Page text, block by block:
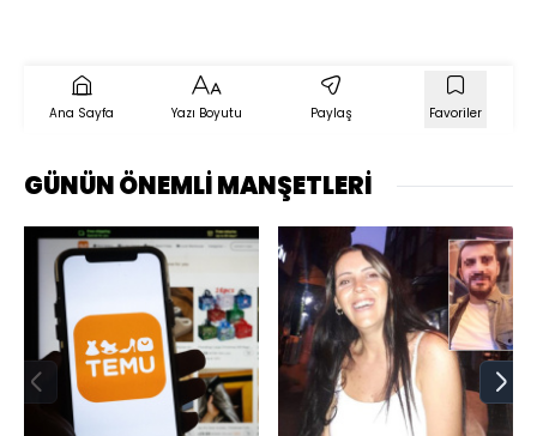
Ana Sayfa Yazı Boyutu Paylaş Favoriler
GÜNÜN ÖNEMLİ MANŞETLERİ